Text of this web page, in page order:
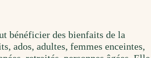
bénéficier des bienfaits de la
ados, adultes, femmes enceintes,